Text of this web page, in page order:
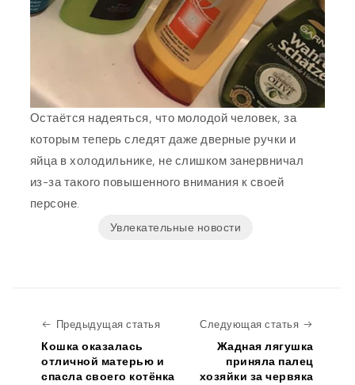
Остаётся надеяться, что молодой человек, за
которым теперь следят даже дверные ручки и
яйца в холодильнике, не слишком занервничал
из-за такого повышенного внимания к своей
персоне.
Увлекательные новости
Предыдущая статьяПредыдущая статья
Кошка оказалась
отличной матерью и
спасла своего котёнка
Следующая статья
Жадная лягушка
приняла палец
хозяйки за червяка